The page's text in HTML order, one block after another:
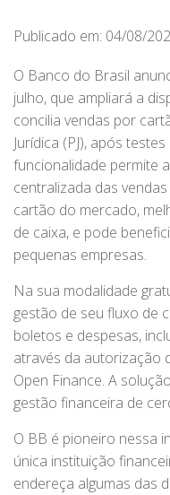
Publicado em: 04/08/
O Banco do Brasil
julho, que ampliará a
concilia vendas por
Jurídica (PJ), após
funcionalidade permite
centralizada das
cartão do mercado,
de caixa, e pode
pequenas empresas.
Na sua modalidade
gestão de seu fluxo de
boletos e despesas,
através da autorização
Open Finance. A
gestão financeira de
O BB é pioneiro nessa
única instituição
endereça algumas das